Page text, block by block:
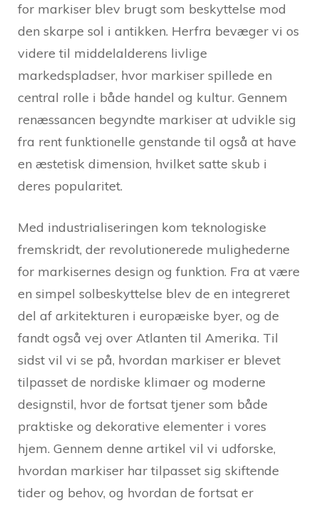
for markiser blev brugt som beskyttelse mod
den skarpe sol i antikken. Herfra bevæger vi os
videre til middelalderens livlige
markedspladser, hvor markiser spillede en
central rolle i både handel og kultur. Gennem
renæssancen begyndte markiser at udvikle sig
fra rent funktionelle genstande til også at have
en æstetisk dimension, hvilket satte skub i
deres popularitet.
Med industrialiseringen kom teknologiske
fremskridt, der revolutionerede mulighederne
for markisernes design og funktion. Fra at være
en simpel solbeskyttelse blev de en integreret
del af arkitekturen i europæiske byer, og de
fandt også vej over Atlanten til Amerika. Til
sidst vil vi se på, hvordan markiser er blevet
tilpasset de nordiske klimaer og moderne
designstil, hvor de fortsat tjener som både
praktiske og dekorative elementer i vores
hjem. Gennem denne artikel vil vi udforske,
hvordan markiser har tilpasset sig skiftende
tider og behov, og hvordan de fortsat er